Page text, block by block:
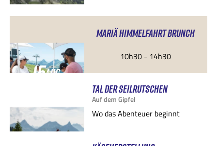
15AUG.
MARIÄ HIMMELFAHRT BRUNCH
10h30 - 14h30
TAL DER SEILRUTSCHEN
Auf dem Gipfel
Wo das Abenteuer beginnt